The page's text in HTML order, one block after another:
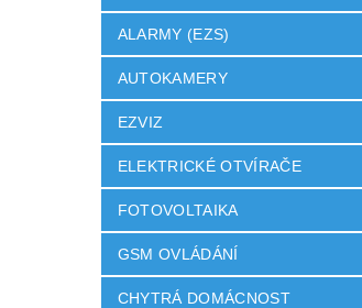
ALARMY (EZS)
AUTOKAMERY
EZVIZ
ELEKTRICKÉ OTVÍRAČE
FOTOVOLTAIKA
GSM OVLÁDÁNÍ
CHYTRÁ DOMÁCNOST